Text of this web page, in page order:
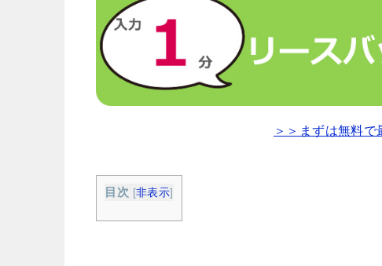
＞＞まずは無料
目次 [非表示]